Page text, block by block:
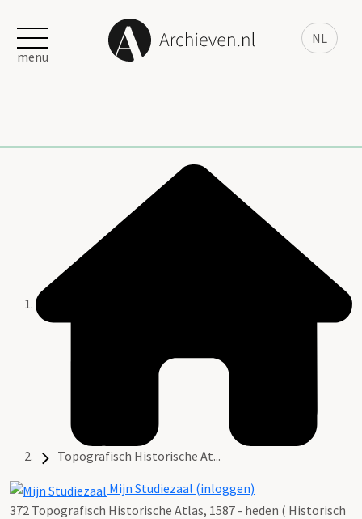
NL
menu
Topografisch Historische At...
Mijn Studiezaal (inloggen)
372 Topografisch Historische Atlas, 1587 - heden ( Historisch